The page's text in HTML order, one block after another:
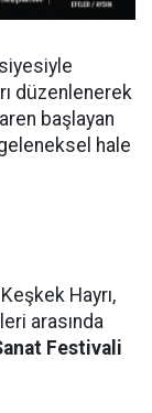
düzenlenerek
başlayan
hale
Hayrı,
arasında
Festivali